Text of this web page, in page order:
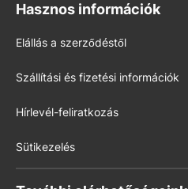
Hasznos információk
Elállás a szerződéstől
Szállítási és fizetési információk
Hírlevél-feliratkozás
Sütikezelés